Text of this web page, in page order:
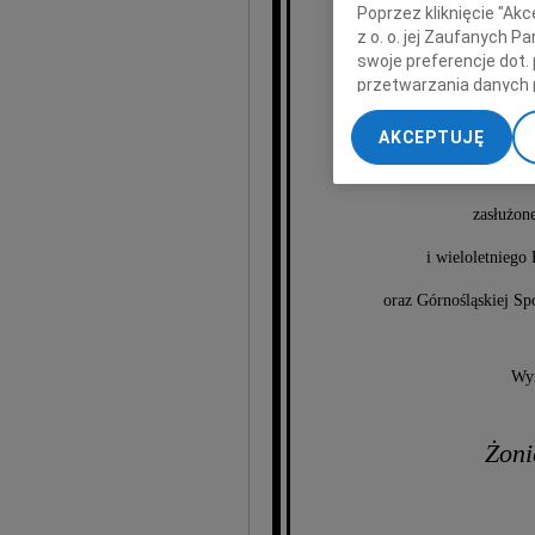
i wieloletniego
oraz Górnośląskiej
Poprzez kliknięcie
z o. o. jej Zaufanych
swoje preferencje dot.
przetwarzania danych
„Ustawienia
My, nasi Zaufani
dokładnych danych
Przechowywanie
treści, badnie
AKCEPTUJĘ